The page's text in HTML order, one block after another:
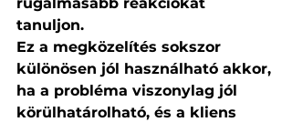
tanuljon.
Ez a megközelítés sokszor
különösen jól használható akkor,
ha a probléma viszonylag jól
körülhatárolható, és a kliens